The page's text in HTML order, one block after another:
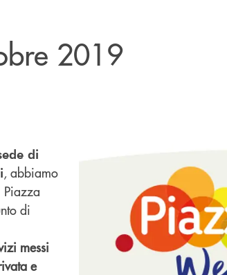
2019
di
, abbiamo
di
messi
e